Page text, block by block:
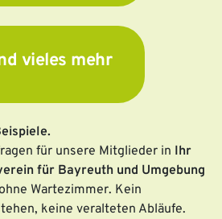
vieles mehr
für unsere Mitglieder in Ihr
für Bayreuth und Umgebung
Wartezimmer. Kein
keine veralteten Abläufe.